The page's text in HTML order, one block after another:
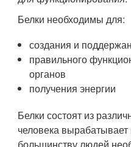
Белки необходимы для:
создания и
правильного
органов
получения энергии
Белки состоят из
человека